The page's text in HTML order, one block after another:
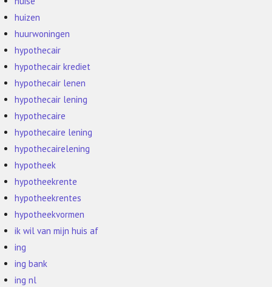
huizen
huurwoningen
hypothecair
hypothecair krediet
hypothecair lenen
hypothecair lening
hypothecaire
hypothecaire lening
hypothecairelening
hypotheek
hypotheekrente
hypotheekrentes
hypotheekvormen
ik wil van mijn huis af
ing
ing bank
ing nl